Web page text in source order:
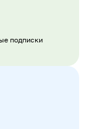
подписки